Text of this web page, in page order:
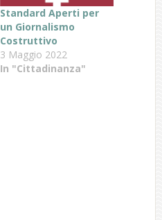
Standard Aperti per
un Giornalismo
Costruttivo
3 Maggio 2022
In "Cittadinanza"